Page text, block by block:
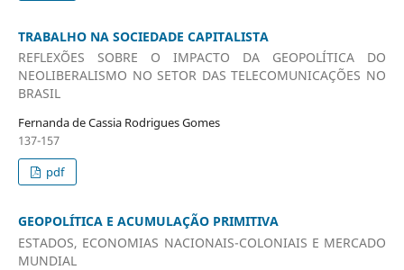
TRABALHO NA SOCIEDADE CAPITALISTA
REFLEXÕES SOBRE O IMPACTO DA GEOPOLÍTICA DO
NEOLIBERALISMO NO SETOR DAS TELECOMUNICAÇÕES NO
BRASIL
Fernanda de Cassia Rodrigues Gomes
137-157
pdf
GEOPOLÍTICA E ACUMULAÇÃO PRIMITIVA
ESTADOS, ECONOMIAS NACIONAIS-COLONIAIS E MERCADO
MUNDIAL